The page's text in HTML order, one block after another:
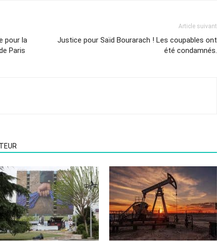
pour la
Paris
Article suivant
Justice pour Saïd Bourarach ! Les coupables ont
été condamnés.